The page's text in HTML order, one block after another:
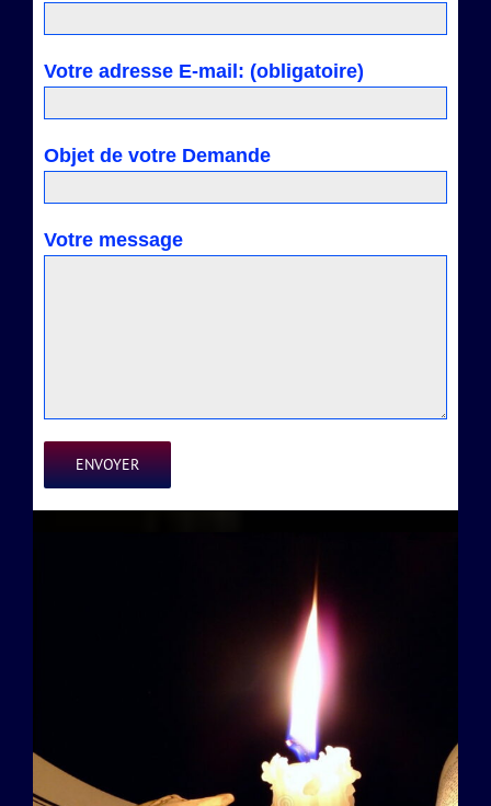
Votre adresse E-mail: (obligatoire)
Objet de votre Demande
Votre message